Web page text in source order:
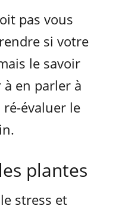
pas vous
si votre
le savoir
en parler à
évaluer le
plantes
stress et